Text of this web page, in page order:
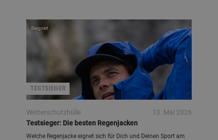
TESTSIEGER
Bergzeit
Wetterschutzhülle
13. Mai 2026
Testsieger: Die besten Regenjacken
Welche Regenjacke eignet sich für Dich und Deinen Sport am